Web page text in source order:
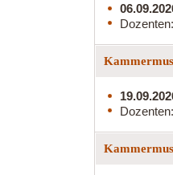
Dozenten:
Dozenten: